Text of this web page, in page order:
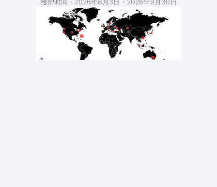
维护时间：2026年8月3日 - 2026年9月30日